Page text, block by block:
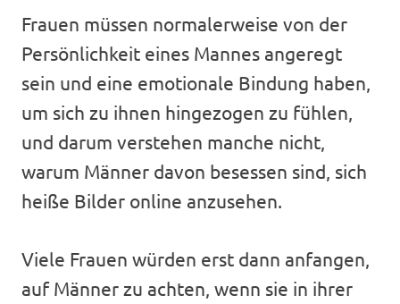
Frauen müssen normalerweise von der
Persönlichkeit eines Mannes angeregt
sein und eine emotionale Bindung haben,
um sich zu ihnen hingezogen zu fühlen,
und darum verstehen manche nicht,
warum Männer davon besessen sind, sich
heiße Bilder online anzusehen.
Viele Frauen würden erst dann anfangen,
auf Männer zu achten, wenn sie in ihrer